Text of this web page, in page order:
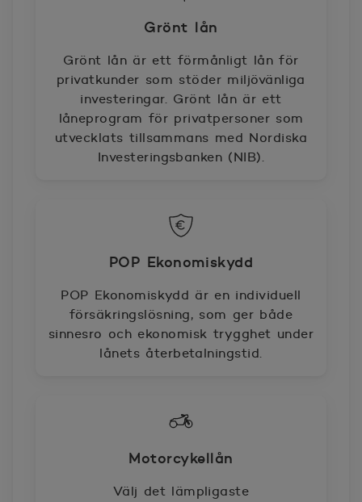
Grönt lån
Grönt lån är ett förmånligt lån för
privatkunder som stöder miljövänliga
investeringar. Grönt lån är ett
låneprogram för privatpersoner som
utvecklats tillsammans med Nordiska
Investeringsbanken (NIB).
POP Ekonomiskydd
POP Ekonomiskydd är en individuell
försäkringslösning, som ger både
sinnesro och ekonomisk trygghet under
lånets återbetalningstid.
Motorcykellån
Välj det lämpligaste